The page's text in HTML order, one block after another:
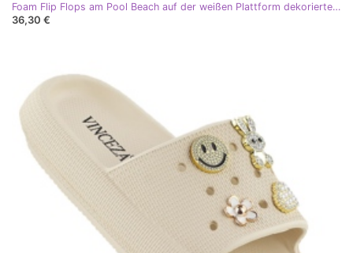
Foam Flip Flops am Pool Beach auf der weißen Plattform dekorierte Vinceza 76055
36,30 €